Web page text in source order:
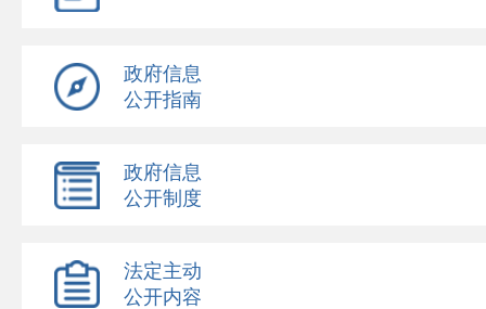
政府信息
公开指南
政府信息
公开制度
法定主动
公开内容